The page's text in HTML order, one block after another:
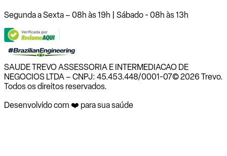
Segunda a Sexta – 08h às 19h | Sábado - 08h às 13h
SAUDE TREVO ASSESSORIA E INTERMEDIACAO DE
NEGOCIOS LTDA – CNPJ: 45.453.448/0001-07© 2026 Trevo.
Todos os direitos reservados.
Desenvolvido com ❤️ para sua saúde